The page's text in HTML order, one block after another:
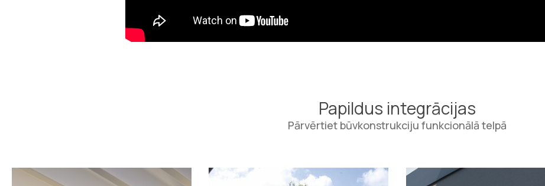
Papildus integrācijas
Pārvērtiet būvkonstrukciju funkcionālā telpā